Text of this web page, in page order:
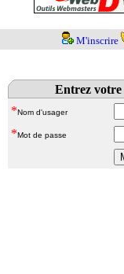
M'inscrire
Entrez votre
*Nom d'usager
*Mot de passe